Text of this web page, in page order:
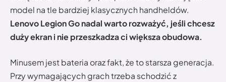
model na tle bardziej klasycznych handheldów.
Lenovo Legion Go nadal warto rozważyć, jeśli chcesz
duży ekran i nie przeszkadza ci większa obudowa.
Minusem jest bateria oraz fakt, że to starsza generacja.
Przy wymagających grach trzeba schodzić z